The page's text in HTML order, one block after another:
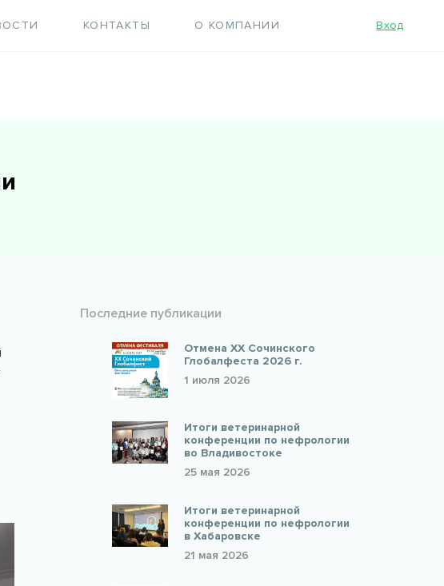
КОНТАКТЫ О КОМПАНИИ Вход
Последние публикации
Отмена XX Сочинского
Глобалфеста 2026 г.
1 июля 2026
Итоги ветеринарной
конференции по нефрологии
во Владивостоке
25 мая 2026
Итоги ветеринарной
конференции по нефрологии
в Хабаровске
21 мая 2026